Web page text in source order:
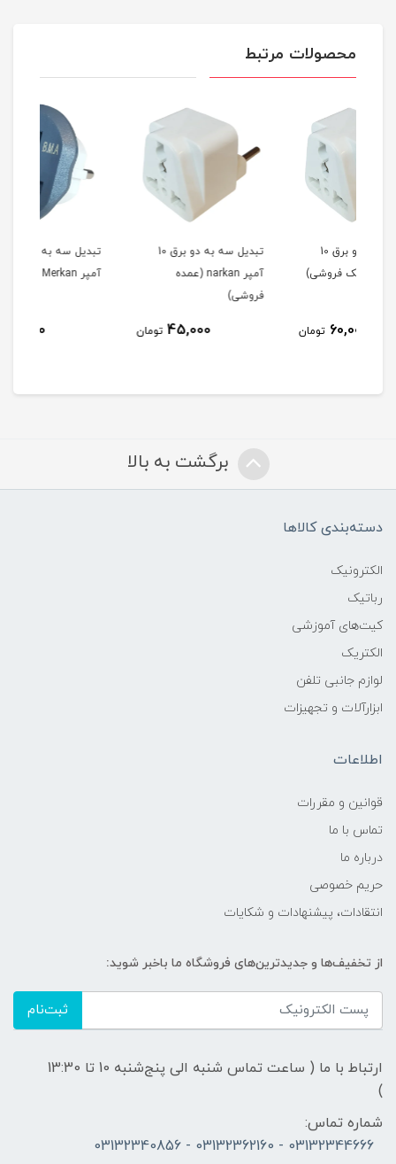
محصولات مرتبط
تبدیل سه به دو برق 10
آمپر narkan (عمده
تبدیل سه به دو برق ۲۰
آمپر Merkan (تک فروشی)
برگشت به بالا
دسته‌بندی کالاها
الکترونیک
رباتیک
کیت‌های آموزشی
الکتریک
لوازم جانبی تلفن
ابزارآلات و تجهیزات
اطلاعات
قوانين و مقررات
تماس با ما
درباره ما
حریم خصوصی
انتقادات، پیشنهادات و شکایات
از تخفیف‌ها و جدیدترین‌های فروشگاه ما باخبر شوید:
ثبت‌نام
ارتباط با ما ( ساعت تماس شنبه الی پنج‌شنبه 10 تا 13:30
)
شماره تماس:
03132344666 - 03132362160 - 03132340856